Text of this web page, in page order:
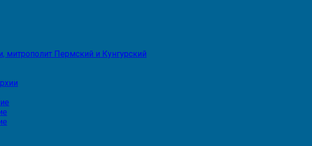
митрополит Пермский и Кунгурский